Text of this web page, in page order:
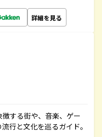
詳細を見る
する街や、音楽、ゲー
行と文化を巡るガイド。